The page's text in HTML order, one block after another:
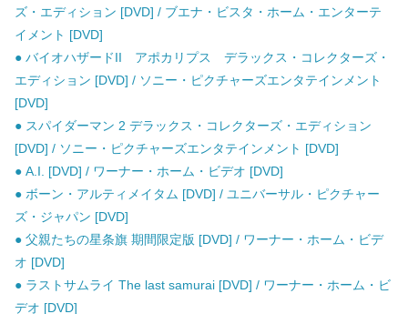
ズ・エディション [DVD] / ブエナ・ビスタ・ホーム・エンターテ
イメント [DVD]
● バイオハザードII アポカリプス デラックス・コレクターズ・
エディション [DVD] / ソニー・ピクチャーズエンタテインメント
[DVD]
● スパイダーマン 2 デラックス・コレクターズ・エディション
[DVD] / ソニー・ピクチャーズエンタテインメント [DVD]
● A.I. [DVD] / ワーナー・ホーム・ビデオ [DVD]
● ボーン・アルティメイタム [DVD] / ユニバーサル・ピクチャー
ズ・ジャパン [DVD]
● 父親たちの星条旗 期間限定版 [DVD] / ワーナー・ホーム・ビデ
オ [DVD]
● ラストサムライ The last samurai [DVD] / ワーナー・ホーム・ビ
デオ [DVD]